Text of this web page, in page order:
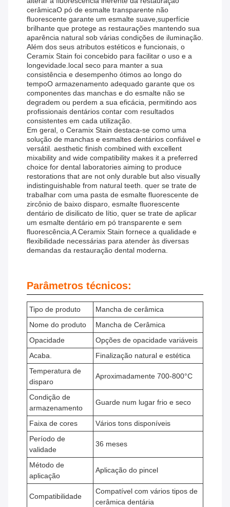
cerâmicaO pó de esmalte transparente não
fluorescente garante um esmalte suave,superfície
brilhante que protege as restaurações mantendo sua
aparência natural sob várias condições de iluminação.
Além dos seus atributos estéticos e funcionais, o
Ceramix Stain foi concebido para facilitar o uso e a
longevidade.local seco para manter a sua
consistência e desempenho ótimos ao longo do
tempoO armazenamento adequado garante que os
componentes das manchas e do esmalte não se
degradem ou perdem a sua eficácia, permitindo aos
profissionais dentários contar com resultados
consistentes em cada utilização.
Em geral, o Ceramix Stain destaca-se como uma
solução de manchas e esmaltes dentários confiável e
versátil. aesthetic finish combined with excellent
mixability and wide compatibility makes it a preferred
choice for dental laboratories aiming to produce
restorations that are not only durable but also visually
indistinguishable from natural teeth. quer se trate de
trabalhar com uma pasta de esmalte fluorescente de
zircônio de baixo disparo, esmalte fluorescente
dentário de disilicato de lítio, quer se trate de aplicar
um esmalte dentário em pó transparente e sem
fluorescência,A Ceramix Stain fornece a qualidade e
flexibilidade necessárias para atender às diversas
demandas da restauração dental moderna.
Parâmetros técnicos:
Tipo de produto
Mancha de cerâmica
Nome do produto
Mancha de Cerâmica
Opacidade
Opções de opacidade variáveis
Acaba.
Finalização natural e estética
Temperatura de
disparo
Aproximadamente 700-800°C
Condição de
armazenamento
Guarde num lugar frio e seco
Faixa de cores
Vários tons disponíveis
Período de
validade
36 meses
Método de
aplicação
Aplicação do pincel
Compatibilidade
Compatível com vários tipos de
cerâmica dentária